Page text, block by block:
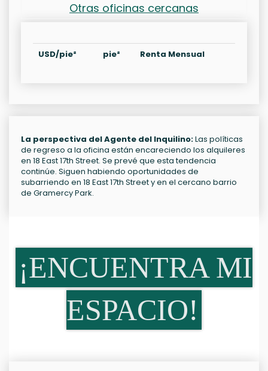
Otras oficinas cercanas
USD/pie² pie² Renta Mensual
La perspectiva del Agente del Inquilino:Las políticas
de regreso a la oficina están encareciendo los alquileres
en 18 East 17th Street. Se prevé que esta tendencia
continúe. Siguen habiendo oportunidades de
subarriendo en 18 East 17th Street y en el cercano barrio
de Gramercy Park.
¡ENCUENTRA MI
ESPACIO!